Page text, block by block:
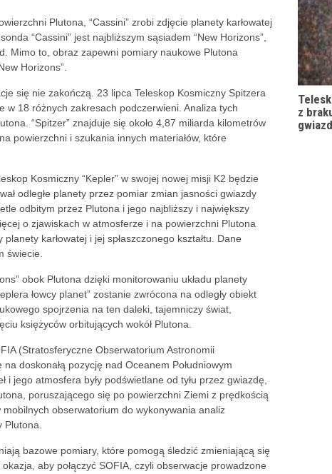
Plutona, “Cassini” zrobi zdjęcie planety karłowatej
sonda “Cassini” jest najbliższym sąsiadem “New Horizons”,
Mimo to, obraz zapewni pomiary naukowe Plutona
Horizons”.
się nie zakończą. 23 lipca Teleskop Kosmiczny Spitzera
18 różnych zakresach podczerwieni. Analiza tych
“Spitzer” znajduje się około 4,87 miliarda kilometrów
powierzchni i szukania innych materiałów, które
Kosmiczny “Kepler” w swojej nowej misji K2 będzie
odległe planety przez pomiar zmian jasności gwiazdy
odbitym przez Plutona i jego najbliższy i największy
o zjawiskach w atmosferze i na powierzchni Plutona
planety karłowatej i jej spłaszczonego kształtu. Dane
świecie.
obok Plutona dzięki monitorowaniu układu planety
łowcy planet” zostanie zwrócona na odległy obiekt
spojrzenia na ten daleki, tajemniczy świat,
księżyców orbitujących wokół Plutona.
(Stratosferyczne Obserwatorium Astronomii
doskonałą pozycję nad Oceanem Południowym
i jego atmosfera były podświetlane od tyłu przez gwiazdę,
poruszającego się po powierzchni Ziemi z prędkością
obserwatorium do wykonywania analiz
bazowe pomiary, które pomogą śledzić zmieniającą się
aby połączyć SOFIA, czyli obserwacje prowadzone
z
gwiazd